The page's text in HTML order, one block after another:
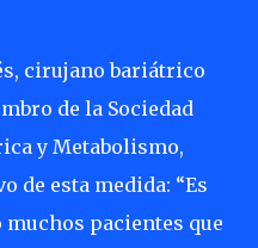
cirujano bariátrico
de la Sociedad
y Metabolismo,
de esta medida: “Es
pacientes que